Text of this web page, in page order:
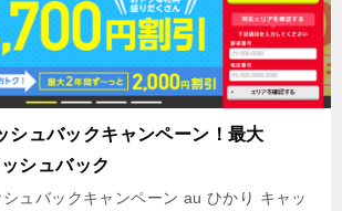
シュバックキャンペーン！最大
シュバック
ュバックキャンペーン au ひかり キャッ